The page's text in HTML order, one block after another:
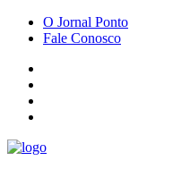
O Jornal Ponto
Fale Conosco